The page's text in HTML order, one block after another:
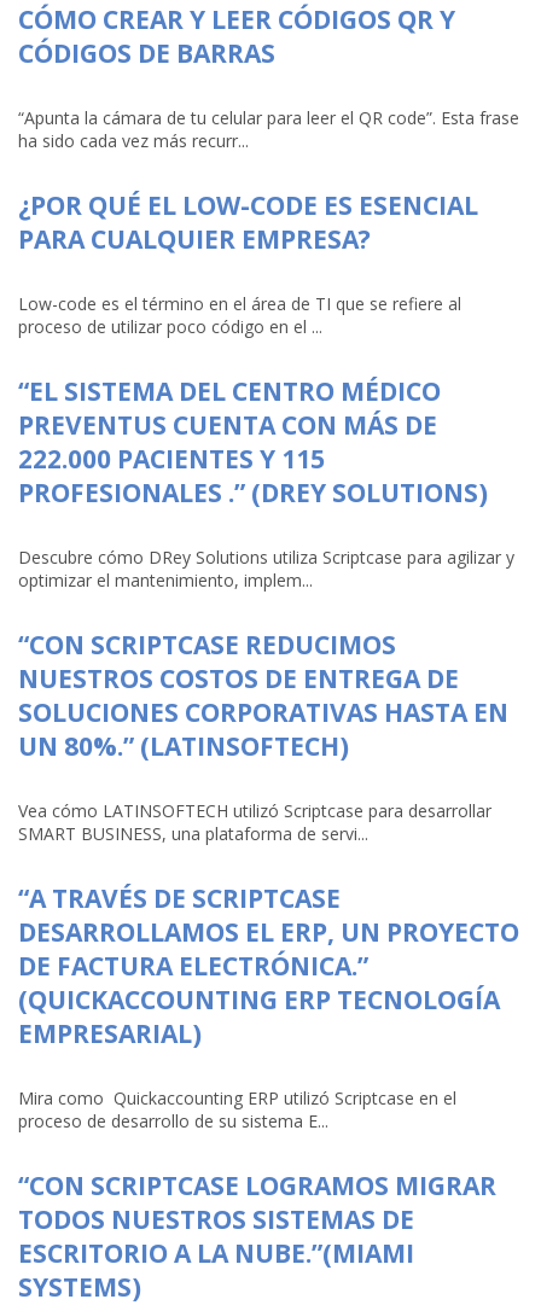
CÓMO CREAR Y LEER CÓDIGOS QR Y
CÓDIGOS DE BARRAS
“Apunta la cámara de tu celular para leer el QR code”. Esta frase
ha sido cada vez más recurr...
¿POR QUÉ EL LOW-CODE ES ESENCIAL
PARA CUALQUIER EMPRESA?
Low-code es el término en el área de TI que se refiere al
proceso de utilizar poco código en el ...
“EL SISTEMA DEL CENTRO MÉDICO
PREVENTUS CUENTA CON MÁS DE
222.000 PACIENTES Y 115
PROFESIONALES .” (DREY SOLUTIONS)
Descubre cómo DRey Solutions utiliza Scriptcase para agilizar y
optimizar el mantenimiento, implem...
“CON SCRIPTCASE REDUCIMOS
NUESTROS COSTOS DE ENTREGA DE
SOLUCIONES CORPORATIVAS HASTA EN
UN 80%.” (LATINSOFTECH)
Vea cómo LATINSOFTECH utilizó Scriptcase para desarrollar
SMART BUSINESS, una plataforma de servi...
“A TRAVÉS DE SCRIPTCASE
DESARROLLAMOS EL ERP, UN PROYECTO
DE FACTURA ELECTRÓNICA.”
(QUICKACCOUNTING ERP TECNOLOGÍA
EMPRESARIAL)
Mira como Quickaccounting ERP utilizó Scriptcase en el
proceso de desarrollo de su sistema E...
“CON SCRIPTCASE LOGRAMOS MIGRAR
TODOS NUESTROS SISTEMAS DE
ESCRITORIO A LA NUBE.”(MIAMI
SYSTEMS)